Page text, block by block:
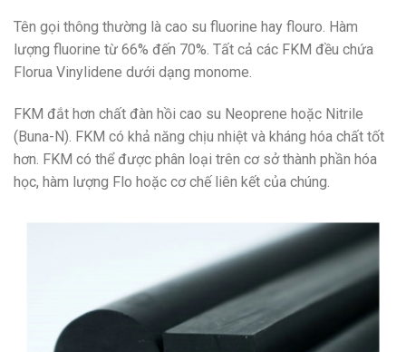
Tên gọi thông thường là cao su fluorine hay flouro. Hàm
lượng fluorine từ 66% đến 70%. Tất cả các FKM đều chứa
Florua Vinylidene dưới dạng monome.
FKM đắt hơn chất đàn hồi cao su Neoprene hoặc Nitrile
(Buna-N). FKM có khả năng chịu nhiệt và kháng hóa chất tốt
hơn. FKM có thể được phân loại trên cơ sở thành phần hóa
học, hàm lượng Flo hoặc cơ chế liên kết của chúng.